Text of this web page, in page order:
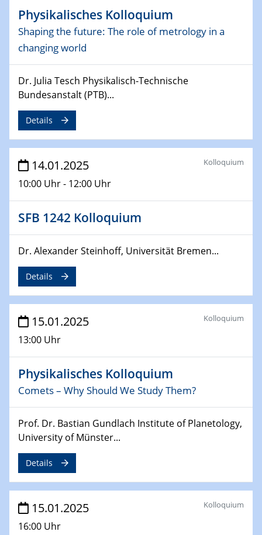
Sfb-trr247-all Annual Meeting
24.02.2025
CENIDE-BGU Seminar
27.02.2025
WIN & CENIDE Seminar Series on 2D-
27.02.2025
Sfb-trr247-all Seminar
18.03.2025 - 19.03.2025
Kooperationsseminar
Elektrolyse/Brennstoffzelle
EU funding for early stage scientific, technological or
deep-tech R&D
26.03.2025 - 28.03.2025
2nd ACAMEC 2025
2nd Advanced Catalysis and Materials for Energy
Conversion
WIN & CENIDE Seminar Series on 2D-
MATURE
27.03.2025
CENIDE-BGU Seminar
01.04.2025
Colloquia Series on Sustainable Metallurgy
Towards more sustainable uses of rare earth elements
09.04.2025 - 10.04.2025
Physikalisches Kolloquium
Shaping the future: The role of metrology in a
changing world
Dr. Julia Tesch Physikalisch-Technische
Bundesanstalt (PTB)...
Details
14.01.2025
10:00 Uhr - 12:00 Uhr
Kolloquium
SFB 1242 Kolloquium
Dr. Alexander Steinhoff, Universität Bremen...
Details
15.01.2025
13:00 Uhr
Kolloquium
Physikalisches Kolloquium
Comets – Why Should We Study Them?
Prof. Dr. Bastian Gundlach Institute of Planetology,
University of Münster...
Details
15.01.2025
16:00 Uhr
Kolloquium